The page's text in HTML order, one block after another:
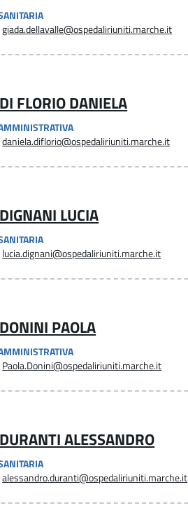
giada.dellavalle@ospedaliriuniti.marche.it
DI FLORIO DANIELA
daniela.diflorio@ospedaliriuniti.marche.it
DIGNANI LUCIA
lucia.dignani@ospedaliriuniti.marche.it
DONINI PAOLA
Paola.Donini@ospedaliriuniti.marche.it
DURANTI ALESSANDRO
alessandro.duranti@ospedaliriuniti.marche.it